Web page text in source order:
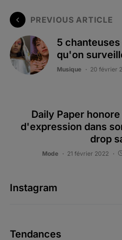
PREVIOUS ARTICLE
5
qu'on
Musique 20 février
Daily Paper
d'expression dans
drop
Mode 21 février 2022
Instagram
Tendances